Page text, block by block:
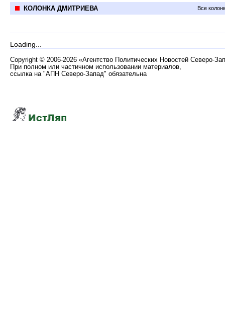
КОЛОНКА ДМИТРИЕВА Все
Loading...
Copyright © 2006-2026 «Агентство Политических Новостей Северо-
При полном или частичном использовании материалов,
ссылка на "АПН Северо-Запад" обязательна